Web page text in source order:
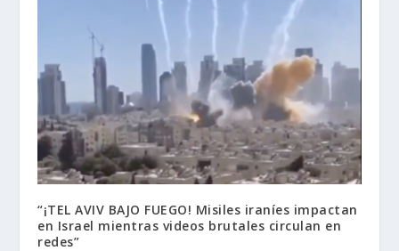
“¡TEL AVIV BAJO FUEGO! Misiles iraníes impactan
en Israel mientras videos brutales circulan en
redes”